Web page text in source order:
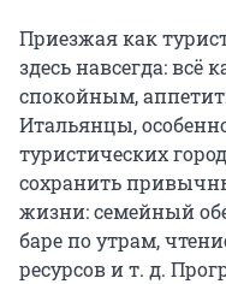
Приезжая как
здесь навсегда:
спокойным,
Итальянцы,
туристических
сохранить
жизни: семейный
баре по утрам,
ресурсов и т. д.